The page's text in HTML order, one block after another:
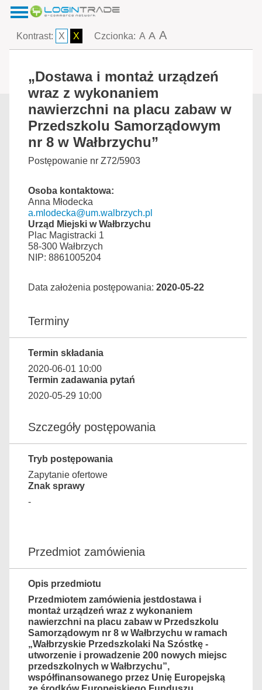
Kontrast: X X Czcionka: A A A
„Dostawa i montaż urządzeń
wraz z wykonaniem
nawierzchni na placu zabaw w
Przedszkolu Samorządowym
nr 8 w Wałbrzychu”
Postępowanie nr Z72/5903
Osoba kontaktowa:
Anna Młodecka
a.mlodecka@um.walbrzych.pl
Urząd Miejski w Wałbrzychu
Plac Magistracki 1
58-300 Wałbrzych
NIP: 8861005204
Data założenia postępowania: 2020-05-22
Terminy
Termin składania
2020-06-01 10:00
Termin zadawania pytań
2020-05-29 10:00
Szczegóły postępowania
Tryb postępowania
Zapytanie ofertowe
Znak sprawy
-
Przedmiot zamówienia
Opis przedmiotu
Przedmiotem zamówienia jestdostawa i
montaż urządzeń wraz z wykonaniem
nawierzchni na placu zabaw w Przedszkolu
Samorządowym nr 8 w Wałbrzychu w ramach
„Wałbrzyskie Przedszkolaki Na Szóstkę -
utworzenie i prowadzenie 200 nowych miejsc
przedszkolnych w Wałbrzychu”,
współfinansowanego przez Unię Europejską